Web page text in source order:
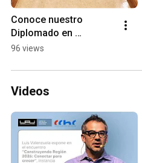
Conoce nuestro
Diplomado en
Evidencia de Data
CIT-UAI
96 views
Videos